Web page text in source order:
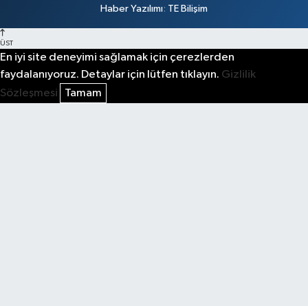
Haber Yazılımı: TE Bilişim
ÜST
En iyi site deneyimi sağlamak için çerezlerden
faydalanıyoruz. Detaylar için lütfen tıklayın. Gizlilik
Sözleşmesi
Tamam